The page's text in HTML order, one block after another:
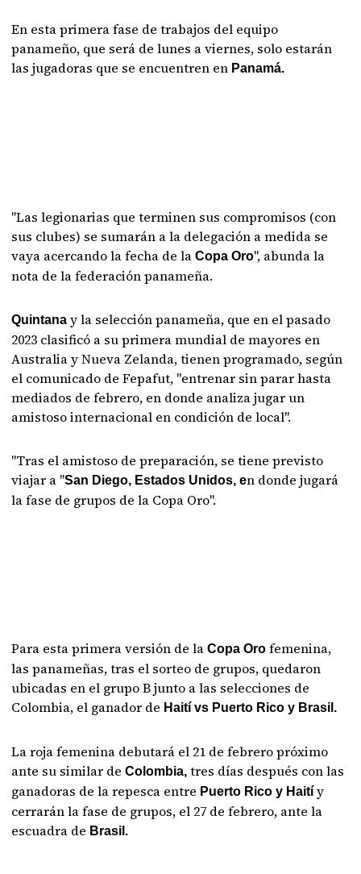
En esta primera fase de trabajos del equipo
panameño, que será de lunes a viernes, solo estarán
las jugadoras que se encuentren en Panamá.
"Las legionarias que terminen sus compromisos (con
sus clubes) se sumarán a la delegación a medida se
vaya acercando la fecha de laCopa Oro", abunda la
nota de la federación panameña.
Quintana y la selección panameña, que en el pasado
2023 clasificó a su primera mundial de mayores en
Australia y Nueva Zelanda, tienen programado, según
el comunicado de Fepafut, "entrenar sin parar hasta
mediados de febrero, en donde analiza jugar un
amistoso internacional en condición de local".
"Tras el amistoso de preparación, se tiene previsto
viajar a "San Diego, Estados Unidos, en donde jugará
la fase de grupos de la Copa Oro".
Para esta primera versión de laCopa Orofemenina,
las panameñas, tras el sorteo de grupos, quedaron
ubicadas en el grupo B junto a las selecciones de
Colombia, el ganador de Haití vs Puerto Rico y Brasil.
La roja femenina debutará el 21 de febrero próximo
ante su similar deColombia,tres días después con las
ganadoras de la repesca entre Puerto Rico y Haitíy
cerrarán la fase de grupos, el 27 de febrero, ante la
escuadra de Brasil.